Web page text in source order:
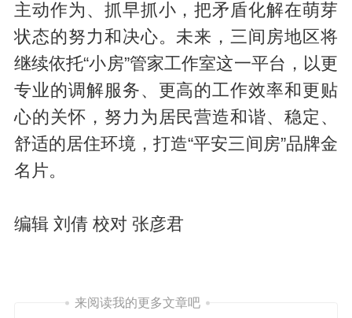
主动作为、抓早抓小，把矛盾化解在萌芽
状态的努力和决心。未来，三间房地区将
继续依托“小房”管家工作室这一平台，以更
专业的调解服务、更高的工作效率和更贴
心的关怀，努力为居民营造和谐、稳定、
舒适的居住环境，打造“平安三间房”品牌金
名片。
编辑 刘倩 校对 张彦君
来阅读我的更多文章吧